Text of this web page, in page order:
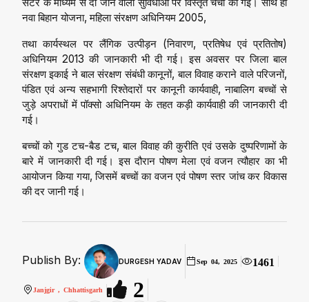
सेंटर के माध्यम से दी जाने वाली सुविधाओं पर विस्तृत चर्चा की गई। साथ ही
नवा बिहान योजना, महिला संरक्षण अधिनियम 2005,
तथा कार्यस्थल पर लैंगिक उत्पीड़न (निवारण, प्रतिषेध एवं प्रतितोष)
अधिनियम 2013 की जानकारी भी दी गई। इस अवसर पर जिला बाल
संरक्षण इकाई ने बाल संरक्षण संबंधी कानूनों, बाल विवाह कराने वाले परिजनों,
पंडित एवं अन्य सहभागी रिश्तेदारों पर कानूनी कार्यवाही, नाबालिग बच्चों से
जुड़े अपराधों में पॉक्सो अधिनियम के तहत कड़ी कार्यवाही की जानकारी दी
गई।
बच्चों को गुड टच-बैड टच, बाल विवाह की कुरीति एवं उसके दुष्परिणामों के
बारे में जानकारी दी गई। इस दौरान पोषण मेला एवं वजन त्यौहार का भी
आयोजन किया गया, जिसमें बच्चों का वजन एवं पोषण स्तर जांच कर विकास
की दर जानी गई।
Publish By: DURGESH YADAV Sep 04, 2025 1461
Janjgir , Chhattisgarh 2